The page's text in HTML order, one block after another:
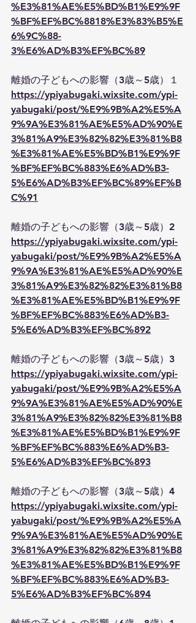
%E3%81%AE%E5%BD%B1%E9%9F
%BF%EF%BC%8818%E3%83%B5%E
6%9C%88-
3%E6%AD%B3%EF%BC%89
離婚の子どもへの影響（3歳～5歳）１
https://ypiyabugaki.wixsite.com/ypi-
yabugaki/post/%E9%9B%A2%E5%A
9%9A%E3%81%AE%E5%AD%90%E
3%81%A9%E3%82%82%E3%81%B8
%E3%81%AE%E5%BD%B1%E9%9F
%BF%EF%BC%883%E6%AD%B3-
5%E6%AD%B3%EF%BC%89%EF%B
C%91
離婚の子どもへの影響（3歳～5歳）2
https://ypiyabugaki.wixsite.com/ypi-
yabugaki/post/%E9%9B%A2%E5%A
9%9A%E3%81%AE%E5%AD%90%E
3%81%A9%E3%82%82%E3%81%B8
%E3%81%AE%E5%BD%B1%E9%9F
%BF%EF%BC%883%E6%AD%B3-
5%E6%AD%B3%EF%BC%892
離婚の子どもへの影響（3歳～5歳）3
https://ypiyabugaki.wixsite.com/ypi-
yabugaki/post/%E9%9B%A2%E5%A
9%9A%E3%81%AE%E5%AD%90%E
3%81%A9%E3%82%82%E3%81%B8
%E3%81%AE%E5%BD%B1%E9%9F
%BF%EF%BC%883%E6%AD%B3-
5%E6%AD%B3%EF%BC%893
離婚の子どもへの影響（3歳～5歳）4
https://ypiyabugaki.wixsite.com/ypi-
yabugaki/post/%E9%9B%A2%E5%A
9%9A%E3%81%AE%E5%AD%90%E
3%81%A9%E3%82%82%E3%81%B8
%E3%81%AE%E5%BD%B1%E9%9F
%BF%EF%BC%883%E6%AD%B3-
5%E6%AD%B3%EF%BC%894